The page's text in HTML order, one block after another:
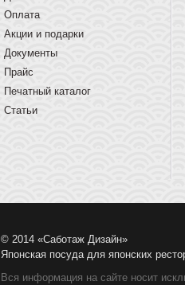
Оплата
Акции и подарки
Документы
Прайс
Печатный каталог
Статьи
© 2014 «Саботаж Дизайн»
Японская посуда для японских
Вся информация на сайте носит